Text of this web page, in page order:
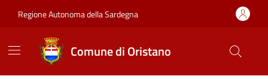
Regione Autonoma della Sardegna
Comune di Oristano